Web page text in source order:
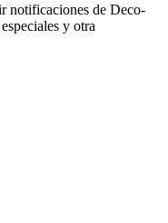
notificaciones de Deco-
y otra